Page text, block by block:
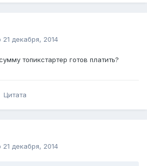
21 декабря, 2014
топикстартер готов платить?
Цитата
21 декабря, 2014